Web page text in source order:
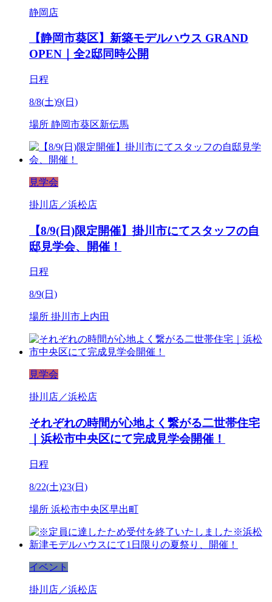
静岡店
【静岡市葵区】新築モデルハウス GRAND
OPEN｜全2邸同時公開
日程
8/8(土)9(日)
場所 静岡市葵区新伝馬
見学会
掛川店／浜松店
【8/9(日)限定開催】掛川市にてスタッフの自
邸見学会、開催！
日程
8/9(日)
場所 掛川市上内田
見学会
掛川店／浜松店
それぞれの時間が心地よく繋がる二世帯住宅
｜浜松市中央区にて完成見学会開催！
日程
8/22(土)23(日)
場所 浜松市中央区早出町
イベント
掛川店／浜松店